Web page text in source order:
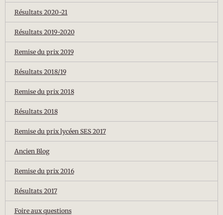
Résultats 2020-21
Résultats 2019-2020
Remise du prix 2019
Résultats 2018/19
Remise du prix 2018
Résultats 2018
Remise du prix lycéen SES 2017
Ancien Blog
Remise du prix 2016
Résultats 2017
Foire aux questions